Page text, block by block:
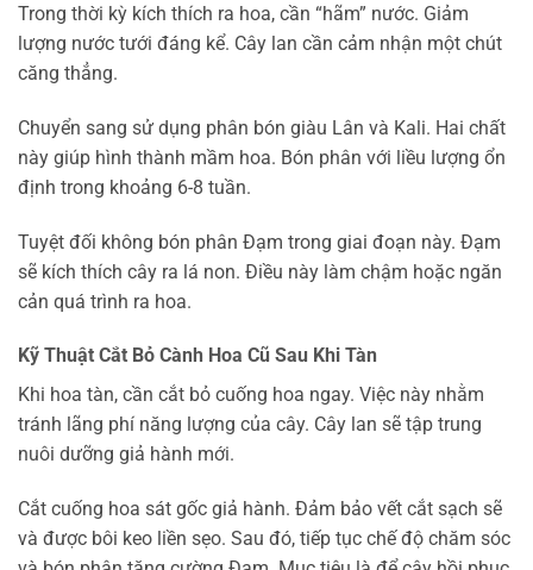
Trong thời kỳ kích thích ra hoa, cần “hãm” nước. Giảm
lượng nước tưới đáng kể. Cây lan cần cảm nhận một chút
căng thẳng.
Chuyển sang sử dụng phân bón giàu Lân và Kali. Hai chất
này giúp hình thành mầm hoa. Bón phân với liều lượng ổn
định trong khoảng 6-8 tuần.
Tuyệt đối không bón phân Đạm trong giai đoạn này. Đạm
sẽ kích thích cây ra lá non. Điều này làm chậm hoặc ngăn
cản quá trình ra hoa.
Kỹ Thuật Cắt Bỏ Cành Hoa Cũ Sau Khi Tàn
Khi hoa tàn, cần cắt bỏ cuống hoa ngay. Việc này nhằm
tránh lãng phí năng lượng của cây. Cây lan sẽ tập trung
nuôi dưỡng giả hành mới.
Cắt cuống hoa sát gốc giả hành. Đảm bảo vết cắt sạch sẽ
và được bôi keo liền sẹo. Sau đó, tiếp tục chế độ chăm sóc